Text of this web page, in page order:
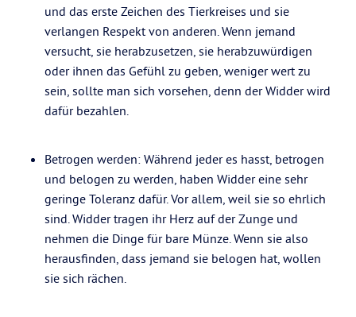
und das erste Zeichen des Tierkreises und sie
verlangen Respekt von anderen. Wenn jemand
versucht, sie herabzusetzen, sie herabzuwürdigen
oder ihnen das Gefühl zu geben, weniger wert zu
sein, sollte man sich vorsehen, denn der Widder wird
dafür bezahlen.
Betrogen werden: Während jeder es hasst, betrogen
und belogen zu werden, haben Widder eine sehr
geringe Toleranz dafür. Vor allem, weil sie so ehrlich
sind. Widder tragen ihr Herz auf der Zunge und
nehmen die Dinge für bare Münze. Wenn sie also
herausfinden, dass jemand sie belogen hat, wollen
sie sich rächen.